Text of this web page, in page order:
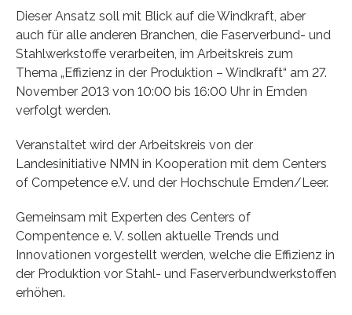
Dieser Ansatz soll mit Blick auf die Windkraft, aber
auch für alle anderen Branchen, die Faserverbund- und
Stahlwerkstoffe verarbeiten, im Arbeitskreis zum
Thema „Effizienz in der Produktion – Windkraft“ am 27.
November 2013 von 10:00 bis 16:00 Uhr in Emden
verfolgt werden.
Veranstaltet wird der Arbeitskreis von der
Landesinitiative NMN in Kooperation mit dem Centers
of Competence e.V. und der Hochschule Emden/Leer.
Gemeinsam mit Experten des Centers of
Compentence e. V. sollen aktuelle Trends und
Innovationen vorgestellt werden, welche die Effizienz in
der Produktion vor Stahl- und Faserverbundwerkstoffen
erhöhen.